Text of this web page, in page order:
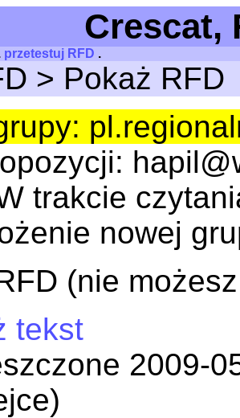
Crescat,
przetestuj RFD .
> Pokaż RFD
trakcie
nowej
(nie
tekst
2009-